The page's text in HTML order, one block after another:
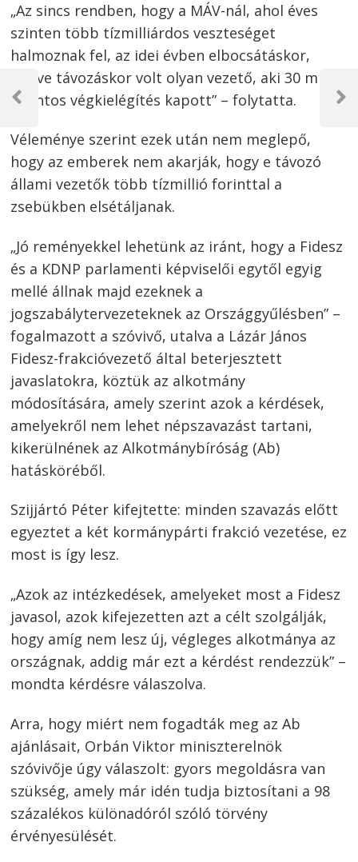
„Az sincs rendben, hogy a MÁV-nál, ahol éves
szinten több tízmilliárdos veszteséget
halmoznak fel, az idei évben elbocsátáskor,
illetve távozáskor volt olyan vezető, aki 30 millió
forintos végkielégítés kapott” – folytatta.
Véleménye szerint ezek után nem meglepő,
hogy az emberek nem akarják, hogy e távozó
állami vezetők több tízmillió forinttal a
zsebükben elsétáljanak.
„Jó reményekkel lehetünk az iránt, hogy a Fidesz
és a KDNP parlamenti képviselői egytől egyig
mellé állnak majd ezeknek a
jogszabálytervezeteknek az Országgyűlésben” –
fogalmazott a szóvivő, utalva a Lázár János
Fidesz-frakcióvezető által beterjesztett
javaslatokra, köztük az alkotmány
módosítására, amely szerint azok a kérdések,
amelyekről nem lehet népszavazást tartani,
kikerülnének az Alkotmánybíróság (Ab)
hatásköréből.
Szijjártó Péter kifejtette: minden szavazás előtt
egyeztet a két kormánypárti frakció vezetése, ez
most is így lesz.
„Azok az intézkedések, amelyeket most a Fidesz
javasol, azok kifejezetten azt a célt szolgálják,
hogy amíg nem lesz új, végleges alkotmánya az
országnak, addig már ezt a kérdést rendezzük” –
mondta kérdésre válaszolva.
Arra, hogy miért nem fogadták meg az Ab
ajánlásait, Orbán Viktor miniszterelnök
szóvivője úgy válaszolt: gyors megoldásra van
szükség, amely már idén tudja biztosítani a 98
százalékos különadóról szóló törvény
érvényesülését.
Bejegyzés
navigáció
Previous
Next